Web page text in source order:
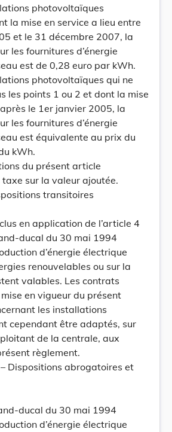
photovoltaïques
la mise en service a lieu entre
et le 31 décembre 2007, la
les fournitures d’énergie
est de 0,28 euro par kWh.
photovoltaïques qui ne
les points 1 ou 2 et dont la mise
le 1er janvier 2005, la
les fournitures d’énergie
est équivalente au prix du
kWh.
du présent article
taxe sur la valeur ajoutée.
transitoires
en application de l’article 4
ducal du 30 mai 1994
d’énergie électrique
renouvelables ou sur la
valables. Les contrats
en vigueur du présent
les installations
cependant être adaptés, sur
de la centrale, aux
règlement.
Dispositions abrogatoires et
ducal du 30 mai 1994
d’énergie électrique